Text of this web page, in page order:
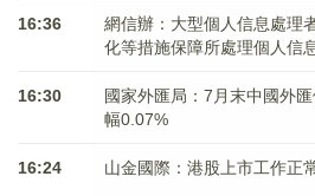
16:36
網信辦：大型個人信息處理
化等措施保障所處理個人信
16:30
國家外匯局：7月末中國外
幅0.07%
16:24 山金國際：港股上市工作正